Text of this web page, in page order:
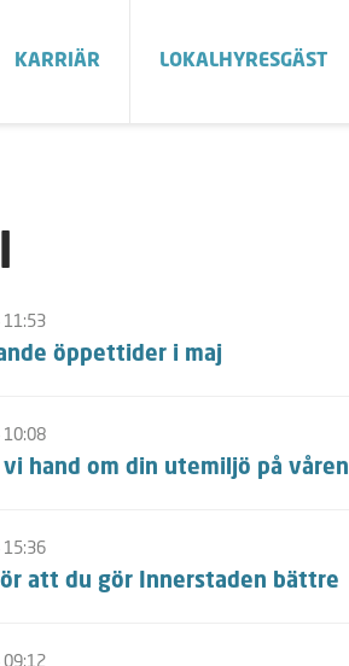
KARRIÄR LOKALHYRESGÄST
11:53
öppettider i maj
10:08
vi hand om din utemiljö på våren
15:36
att du gör Innerstaden bättre
09:12